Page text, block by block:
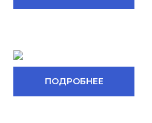
ПОДРОБНЕЕ